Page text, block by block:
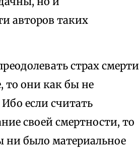
авторов таких
страх смерти
то они как бы не
если считать
своей смертности, то
ни было материальное